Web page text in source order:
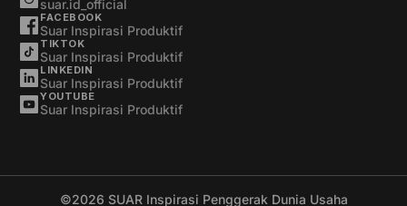
suar.id_official
FACEBOOK
Suar Inspirasi Produktif
TIKTOK
Suar Inspirasi Produktif
LINKEDIN
Suar Inspirasi Produktif
YOUTUBE
Suar Inspirasi Produktif
©2026 SUAR Inspirasi Penggerak Dunia Usaha